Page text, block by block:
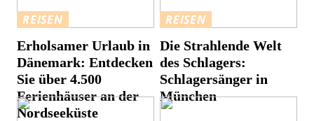
REISEN
Erholsamer Urlaub in
Dänemark: Entdecken
Sie über 4.500
Ferienhäuser an der
Nordseeküste
REISEN
Die Strahlende Welt
des Schlagers:
Schlagersänger in
München